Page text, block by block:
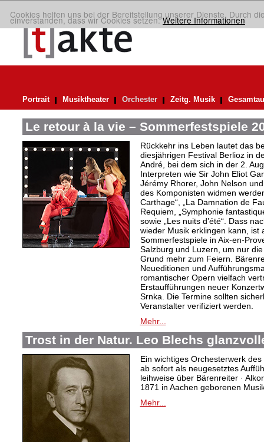
Cookies helfen uns bei der Bereitstellung unserer Dienste. Durch
einverstanden, dass wir Cookies setzen.Weitere Informationen
Portrait Musiktheater Orchester Zeitg. Musik
Le retour à la vie – Sommerfestspiele
Rückkehr ins Leben lautet das
diesjährigen Festival Berlioz in
André, bei dem sich in der 2.
Interpreten wie Sir John Eliot
Jérémy Rhorer, John Nelson
des Komponisten widmen
Carthage“, „La Damnation de
Requiem, „Symphonie
sowie „Les nuits d’été“. Dass
wieder Musik erklingen kann, ist
Sommerfestspiele in Aix-en-
Salzburg und Luzern, um nur
Grund mehr zum Feiern.
Neueditionen und
romantischer Opern vielfach
Erstaufführungen neuer
Srnka. Die Termine sollten
Veranstalter verifiziert werden.
Mehr...
Trost in der Natur. Leo Blechs
Ein wichtiges Orchesterwerk
ab sofort als neugesetztes
leihweise über Bärenreiter ·
1871 in Aachen geborenen
Mehr...